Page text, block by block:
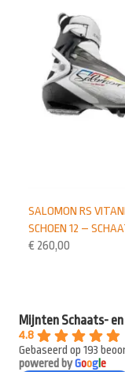
SALOMON RS
SCHOEN 12 –
€ 260,00
Mijnten Schaats-
4.8
Gebaseerd op 193
powered byGooge